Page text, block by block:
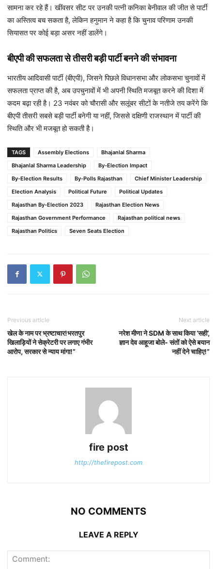
सामना कर रहे हैं। खींवसर सीट पर उनकी पत्नी कनिका बेनीवाल की जीत से पार्टी
का अस्तित्व बच सकता है, लेकिन हनुमान ने कहा है कि चुनाव परिणाम उनकी
सियासत पर कोई बड़ा असर नहीं डालेंगे।
बीएपी की सफलता से तीसरी बड़ी पार्टी बनने की संभावना
भारतीय आदिवासी पार्टी (बीएपी), जिसने पिछले विधानसभा और लोकसभा चुनावों में
सफलता प्राप्त की है, अब उपचुनावों में भी अपनी स्थिति मजबूत करने की दिशा में
कदम बढ़ा रही है। 23 नवंबर को चौरासी और सलूंबर सीटों के नतीजे तय करेंगे कि
बीएपी तीसरी सबसे बड़ी पार्टी बनेगी या नहीं, जिससे दक्षिणी राजस्थान में पार्टी की
स्थिति और भी मजबूत हो सकती है।
TAGS Assembly Elections
Bhajanlal Sharma
Bhajanlal Sharma Leadership
By-Election Impact
By-Election Results
By-Polls Rajasthan
Chief Minister Leadership
Election Analysis
Political Future
Political Updates
Rajasthan By-Election 2023
Rajasthan Election News
Rajasthan Government Performance
Rajasthan political news
Rajasthan Politics
Seven Seats Election
Previous article
खेल के नाम पर भ्रष्टाचार!भरतपुर
खिलाड़ियों ने सेक्रेटरी पर लगाए गंभीर
आरोप, सरकार से न्याय मांगा!”
Next article
नरेश मीणा ने SDM के साथ किया ‘सही’,
ज्ञान देव आहूजा बोले- संतों को ऐसे बयान
नहीं देने चाहिए!”
fire post
http://thefirepost.com
NO COMMENTS
LEAVE A REPLY